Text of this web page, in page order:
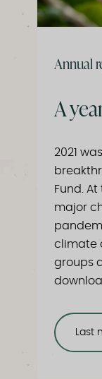
Annual
A
2021
Fund.
major
climate
groups
Last